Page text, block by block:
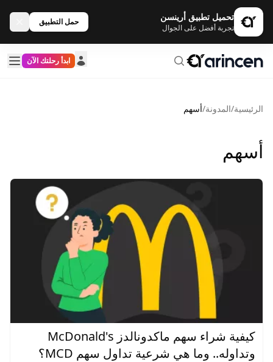
تحميل تطبيق أرينسن
تجربة أفضل على الجوال
حمل التطبيق
ابدأ رحلتك الآن
الرئيسية/المدونة/أسهم
أسهم
كيفية شراء سهم ماكدونالدز McDonald's
وتداوله.. وما هي شرعية تداول سهم MCD؟